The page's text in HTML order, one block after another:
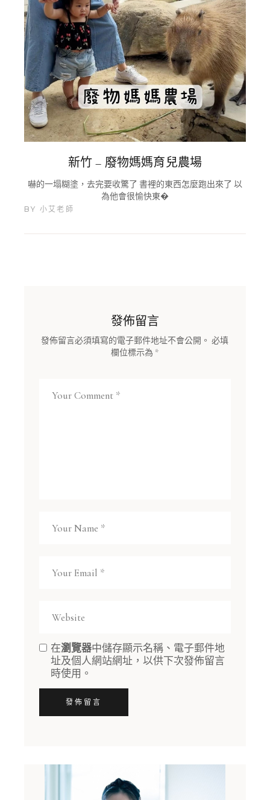
新竹 – 廢物媽媽育兒農場
嚇的一塌糊塗，去完要收驚了 書裡的東西怎麼跑出來了 以
為他會很愉快東�
BY 小艾老師
發佈留言
發佈留言必須填寫的電子郵件地址不會公開。 必填
欄位標示為 *
在瀏覽器中儲存顯示名稱、電子郵件地
址及個人網站網址，以供下次發佈留言
時使用。
發佈留言